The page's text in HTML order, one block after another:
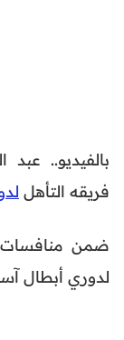
بالفيديو..
فريقه التأهل
ضمن منافسات
لدوري أبطال